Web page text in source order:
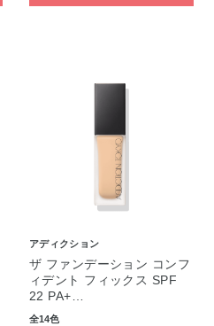
アディクション
ザ ファンデーション コンフ
ィデント フィックス SPF
22 PA+…
全14色